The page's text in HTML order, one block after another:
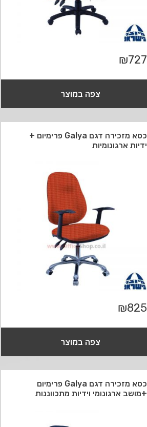
₪727
צפה במוצר
כסא מזכירה דגם Galya פרימיום +
ידיות ארגונומיות
₪825
צפה במוצר
כסא מזכירה דגם Galya פרימיום
+מושב ארגונומי וידיות מתכווננות